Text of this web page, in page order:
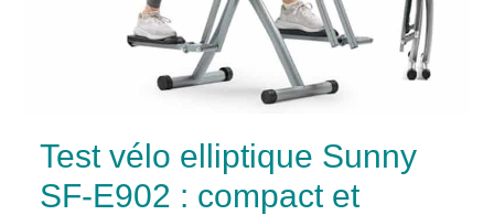
Test vélo elliptique Sunny
SF-E902 : compact et